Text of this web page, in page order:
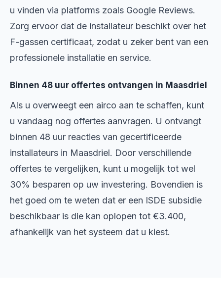
u vinden via platforms zoals Google Reviews.
Zorg ervoor dat de installateur beschikt over het
F-gassen certificaat, zodat u zeker bent van een
professionele installatie en service.
Binnen 48 uur offertes ontvangen in Maasdriel
Als u overweegt een airco aan te schaffen, kunt
u vandaag nog offertes aanvragen. U ontvangt
binnen 48 uur reacties van gecertificeerde
installateurs in Maasdriel. Door verschillende
offertes te vergelijken, kunt u mogelijk tot wel
30% besparen op uw investering. Bovendien is
het goed om te weten dat er een ISDE subsidie
beschikbaar is die kan oplopen tot €3.400,
afhankelijk van het systeem dat u kiest.